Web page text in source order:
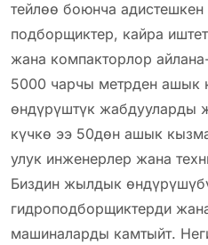
тейлөө боюнча
подборщиктер, кайра
жана компакторлор
5000 чарчы метрден ашык
өндүрүштүк жабдууларды
күчкө ээ 50дөн ашык
улук инженерлер жана
Биздин жылдык
гидроподборщиктерди
машиналарды камтыйт.